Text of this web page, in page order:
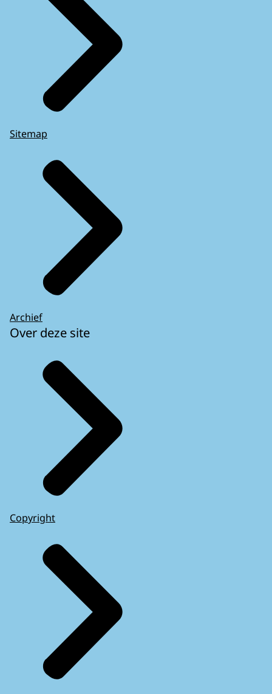
Sitemap
Archief
Over deze site
Copyright